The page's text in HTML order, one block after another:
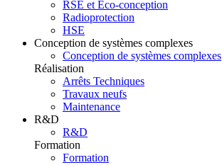
RSE et Eco-conception
Radioprotection
HSE
Conception de systèmes complexes
Conception de systèmes complexes
Réalisation
Arrêts Techniques
Travaux neufs
Maintenance
R&D
R&D
Formation
Formation